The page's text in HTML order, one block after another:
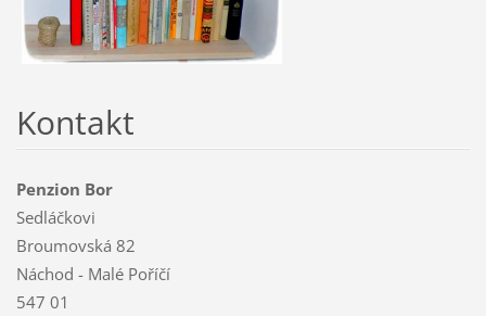
Kontakt
Penzion Bor
Sedláčkovi
Broumovská 82
Náchod - Malé Poříčí
547 01